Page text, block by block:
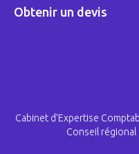
Obtenir un devis
Cabinet d’Expertise
Conseil régional